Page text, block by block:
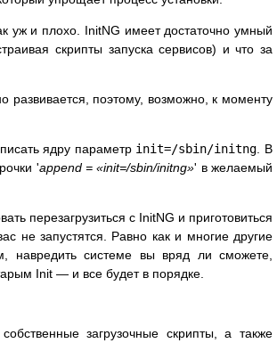
уж и плохо. InitNG имеет достаточно умный
скрипты запуска сервисов) и что за
развивается, поэтому, возможно, к моменту
ядру параметр init=/sbin/initng . В
'append = «init=/sbin/initng»' в желаемый
перезагрузиться с InitNG и приготовиться
не запустятся. Равно как и многие другие
системе вы вряд ли сможете,
Init — и все будет в порядке.
загрузочные скрипты, а также